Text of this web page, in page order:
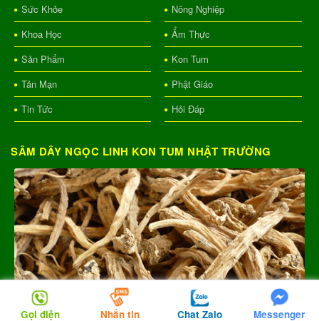
Sức Khỏe
Nông Nghiệp
Khoa Học
Ẩm Thực
Sản Phẩm
Kon Tum
Tản Mạn
Phật Giáo
Tin Tức
Hỏi Đáp
SÂM DÂY NGỌC LINH KON TUM NHẬT TRƯỜNG
Gọi điện Nhắn tin Chat Zalo Messenger